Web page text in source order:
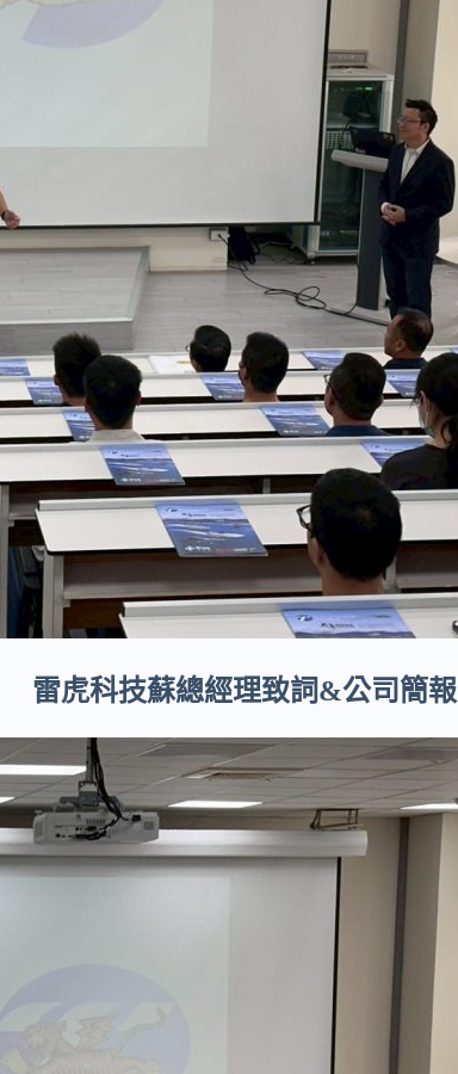
雷虎科技蘇總經理致詞&公司簡報